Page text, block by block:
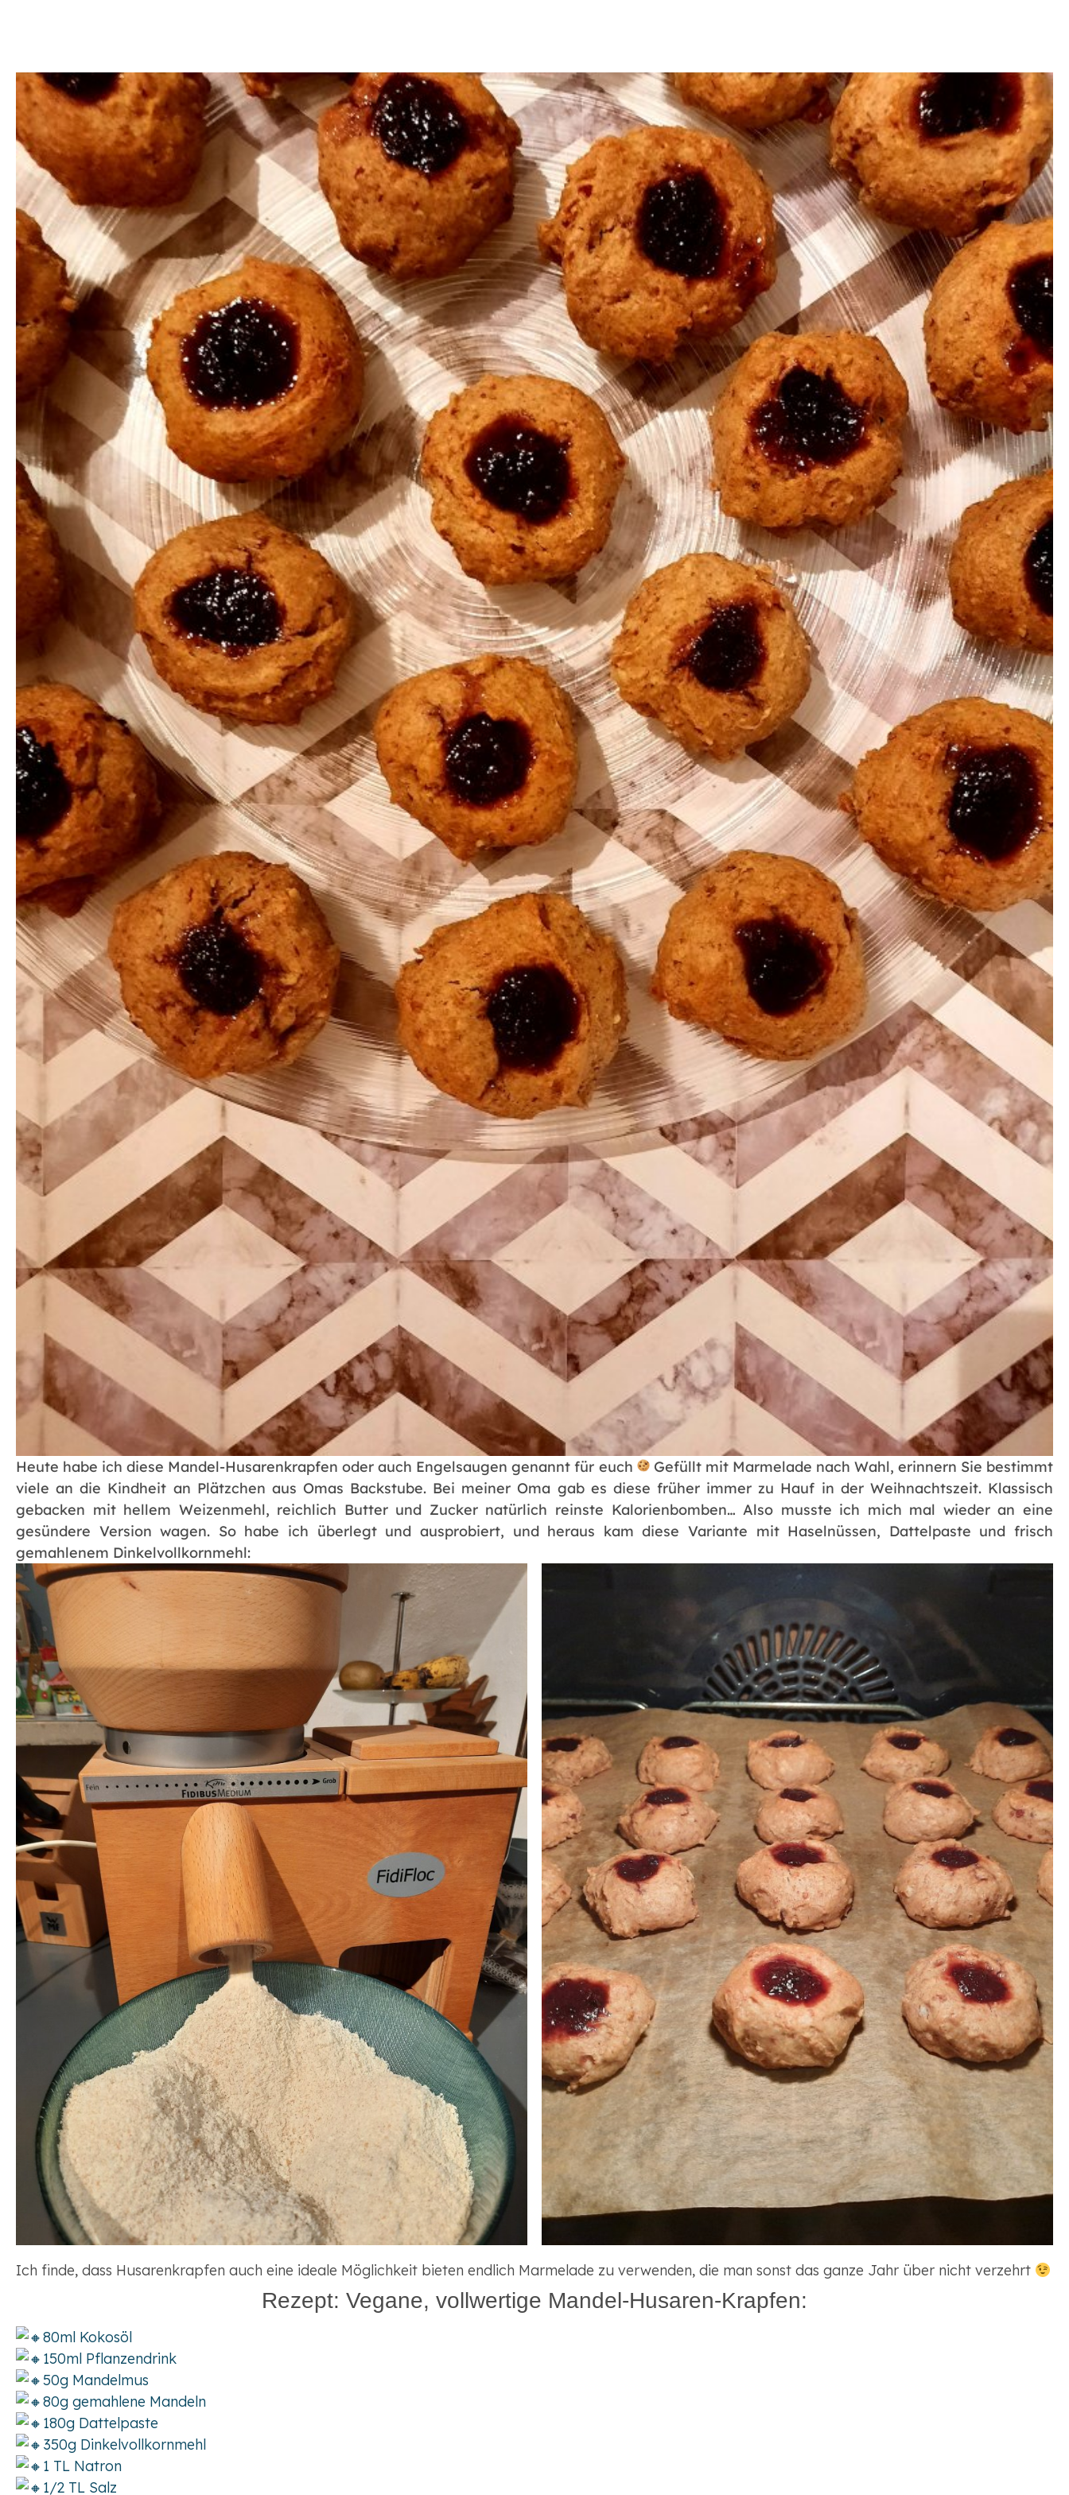
Heute habe ich diese Mandel-Husarenkrapfen oder auch Engelsaugen genannt für euch
Gefüllt mit Marmelade nach Wahl, erinnern Sie bestimmt
viele an die Kindheit an Plätzchen aus Omas Backstube. Bei meiner Oma gab es diese früher immer zu Hauf in der Weihnachtszeit. Klassisch
gebacken mit hellem Weizenmehl, reichlich Butter und Zucker natürlich reinste Kalorienbomben… Also musste ich mich mal wieder an eine
gesündere Version wagen. So habe ich überlegt und ausprobiert, und heraus kam diese Variante mit Haselnüssen, Dattelpaste und frisch
gemahlenem Dinkelvollkornmehl:
Ich finde, dass Husarenkrapfen auch eine ideale Möglichkeit bieten endlich Marmelade zu verwenden, die man sonst das ganze Jahr über nicht verzehrt
Rezept: Vegane, vollwertige Mandel-Husaren-Krapfen:
80ml Kokosöl
150ml Pflanzendrink
50g Mandelmus
80g gemahlene Mandeln
180g Dattelpaste
350g Dinkelvollkornmehl
1 TL Natron
1/2 TL Salz